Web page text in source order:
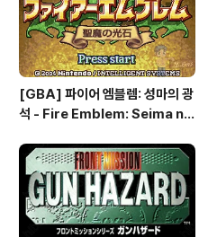
[GBA] 파이어 엠블렘: 성마의 광
석 - Fire Emblem: Seima no
ム 聖魔の光石, 파이어 엠블렘:
더 세이크리드 스톤즈 - Fire Em
blem: The Sacred Stones